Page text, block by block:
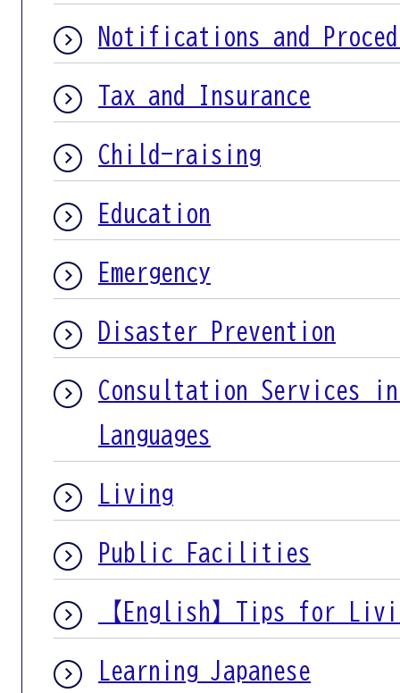
Notifications and
Tax and Insurance
Child-raising
Education
Emergency
Disaster Prevention
Consultation Services
Languages
Living
Public Facilities
【English】Tips for
Learning Japanese